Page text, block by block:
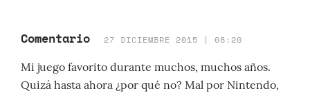
Comentario 27 DICIEMBRE 2015 | 08:20
Mi juego favorito durante muchos, muchos años.
Quizá hasta ahora ¿por qué no? Mal por Nintendo,